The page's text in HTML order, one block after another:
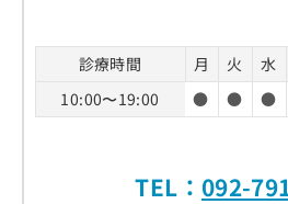
診療時間 月 火 水
10:00〜19:00
● ● ●
TEL： 092-